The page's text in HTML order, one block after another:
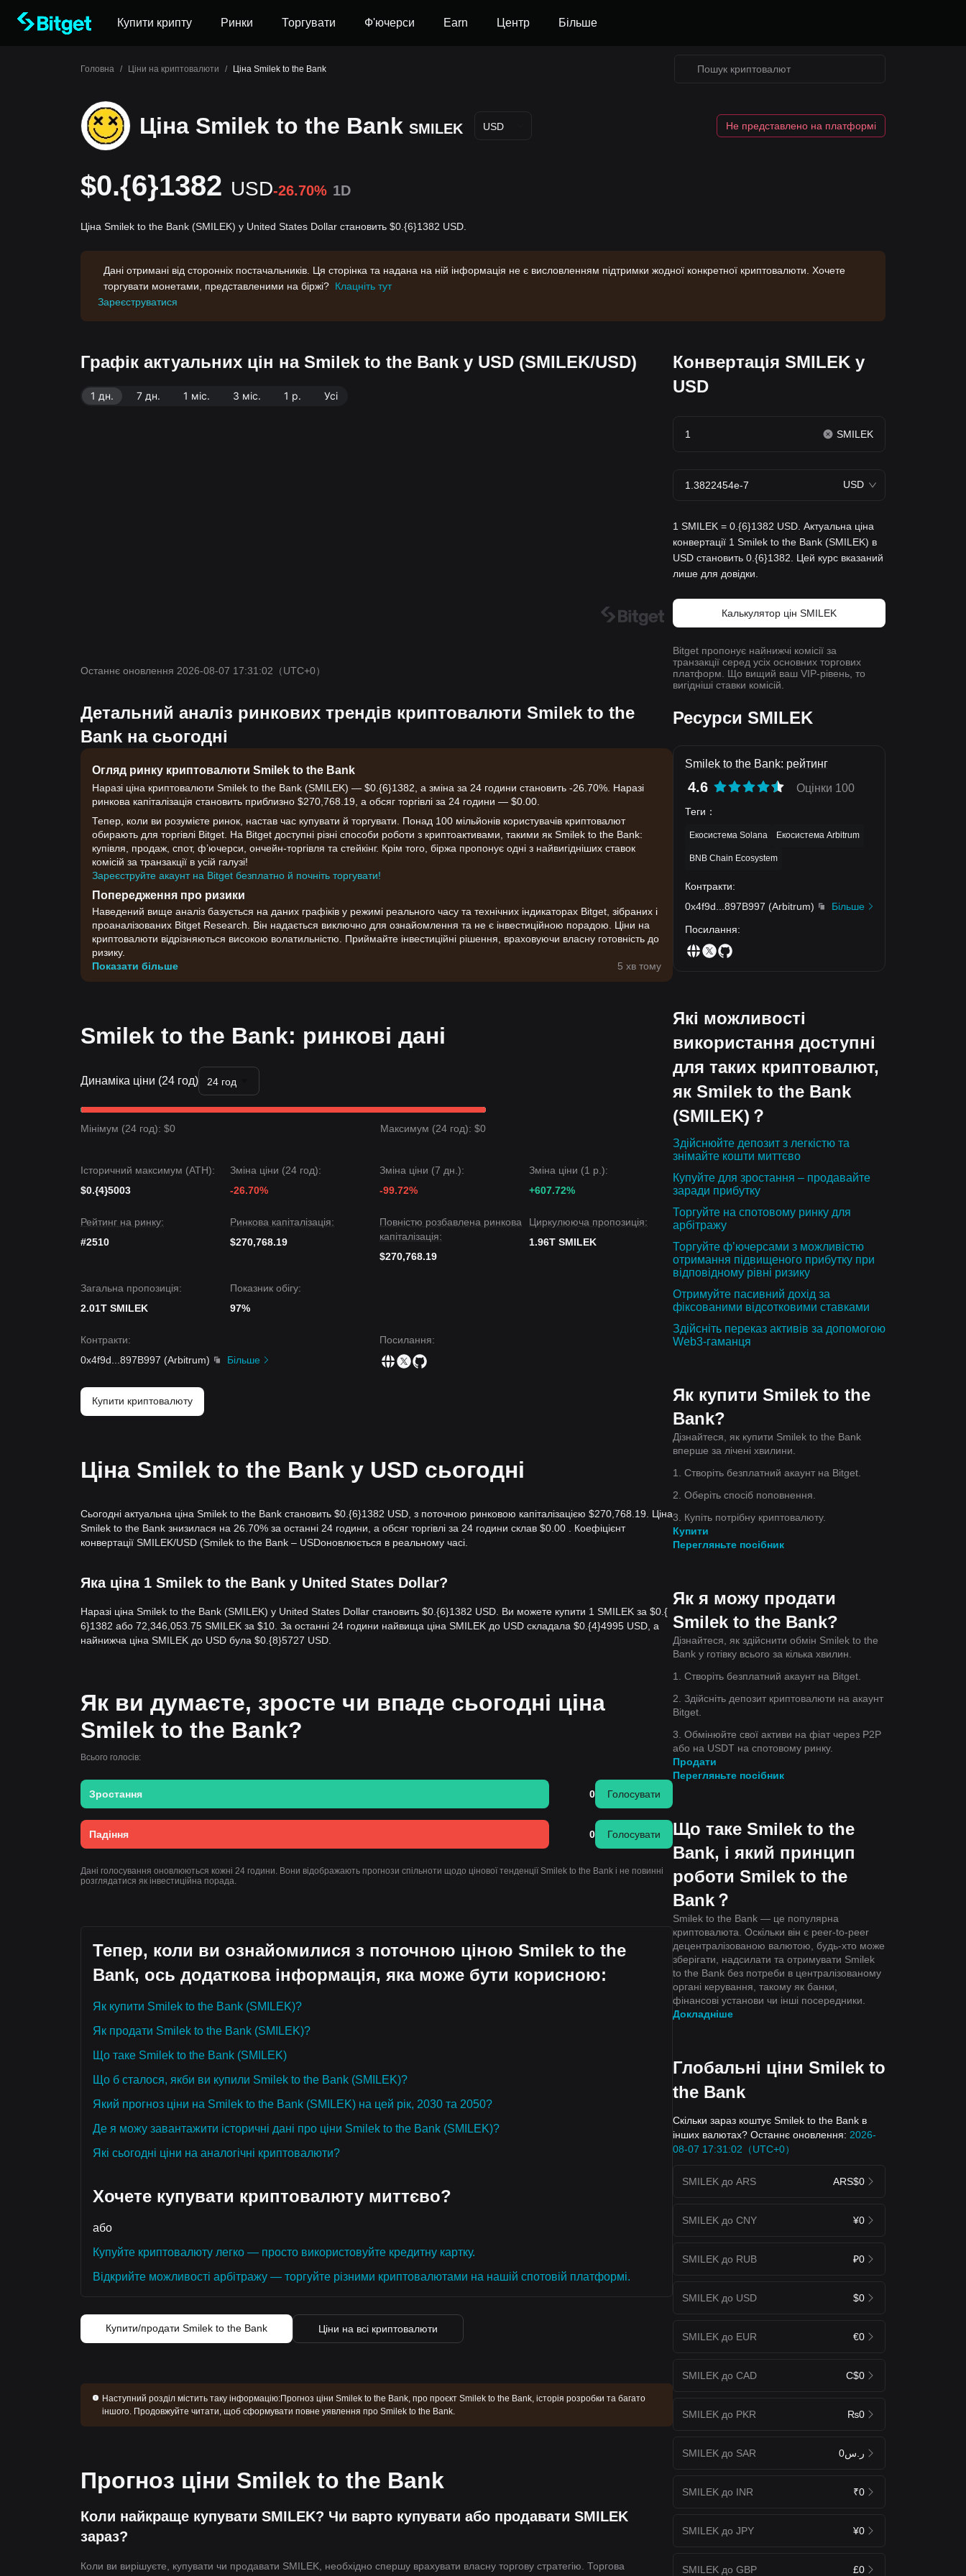
Купити крипту Ринки Торгувати Ф'ючерси Earn Центр Більше
Головна / Ціни на криптовалюти / Ціна Smilek to the Bank
Ціна Smilek to the Bank SMILEK USD Не представлено на платформі
$0.{6}1382 USD-26.70% 1D
Ціна Smilek to the Bank (SMILEK) у United States Dollar становить $0.{6}1382 USD.
Дані отримані від сторонніх постачальників. Ця сторінка та надана на ній інформація не є висловленням підтримки жодної конкретної криптовалюти. Хочете
торгувати монетами, представленими на біржі? Клацніть тут
Зареєструватися
Графік актуальних цін на Smilek to the Bank у USD (SMILEK/USD)
1 дн. 7 дн. 1 міс. 3 міс. 1 р. Усі
Останнє оновлення 2026-08-07 17:31:02 （UTC+0）
Детальний аналіз ринкових трендів криптовалюти Smilek to the
Bank на сьогодні
Огляд ринку криптовалюти Smilek to the Bank
Наразі ціна криптовалюти Smilek to the Bank (SMILEK) — $0.{6}1382, а зміна за 24 години становить -26.70%. Наразі
ринкова капіталізація становить приблизно $270,768.19, а обсяг торгівлі за 24 години — $0.00.
Тепер, коли ви розумієте ринок, настав час купувати й торгувати. Понад 100 мільйонів користувачів криптовалют
обирають для торгівлі Bitget. На Bitget доступні різні способи роботи з криптоактивами, такими як Smilek to the Bank:
купівля, продаж, спот, ф’ючерси, ончейн-торгівля та стейкінг. Крім того, біржа пропонує одні з найвигідніших ставок
комісій за транзакції в усій галузі!
Зареєструйте акаунт на Bitget безплатно й почніть торгувати!
Попередження про ризики
Наведений вище аналіз базується на даних графіків у режимі реального часу та технічних індикаторах Bitget, зібраних і
проаналізованих Bitget Research. Він надається виключно для ознайомлення та не є інвестиційною порадою. Ціни на
криптовалюти відрізняються високою волатильністю. Приймайте інвестиційні рішення, враховуючи власну готовність до
ризику.
Показати більше
5 хв тому
Smilek to the Bank: ринкові дані
Динаміка ціни (24 год) 24 год
Мінімум (24 год): $0 Максимум (24 год): $0
Історичний максимум (ATH):
$0.{4}5003
Зміна ціни (24 год):
-26.70%
Зміна ціни (7 дн.):
-99.72%
Зміна ціни (1 р.):
+607.72%
Рейтинг на ринку:
#2510
Ринкова капіталізація:
$270,768.19
Повністю розбавлена ринкова
капіталізація:
$270,768.19
Циркулююча пропозиція:
1.96T SMILEK
Загальна пропозиція:
2.01T SMILEK
Показник обігу:
97%
Контракти:
0x4f9d
897B997 (Arbitrum) Більше
Посилання:
Купити криптовалюту
Ціна Smilek to the Bank у USD сьогодні
Сьогодні актуальна ціна Smilek to the Bank становить $0.{​6}1382 USD, з поточною ринковою капіталізацією $270,768.19. Ціна
Smilek to the Bank знизилася на 26.70% за останні 24 години, а обсяг торгівлі за 24 години склав $0.00 . Коефіцієнт
конвертації SMILEK/USD (Smilek to the Bank – USDоновлюється в реальному часі.
Яка ціна 1 Smilek to the Bank у United States Dollar?
Наразі ціна Smilek to the Bank (SMILEK) у United States Dollar становить $0.{​6}1382 USD. Ви можете купити 1 SMILEK за $0.{​
6}1382 або 72,346,053.75 SMILEK за $10. За останні 24 години найвища ціна SMILEK до USD складала $0.{​4}4995 USD, а
найнижча ціна SMILEK до USD була $0.{​8}5727 USD.
Як ви думаєте, зросте чи впаде сьогодні ціна
Smilek to the Bank?
Всього голосів:
Зростання 0 Голосувати
Падіння 0 Голосувати
Дані голосування оновлюються кожні 24 години. Вони відображають прогнози спільноти щодо цінової тенденції Smilek to the Bank і не повинні
розглядатися як інвестиційна порада.
Тепер, коли ви ознайомилися з поточною ціною Smilek to the
Bank, ось додаткова інформація, яка може бути корисною:
Як купити Smilek to the Bank (SMILEK)?
Як продати Smilek to the Bank (SMILEK)?
Що таке Smilek to the Bank (SMILEK)
Що б сталося, якби ви купили Smilek to the Bank (SMILEK)?
Який прогноз ціни на Smilek to the Bank (SMILEK) на цей рік, 2030 та 2050?
Де я можу завантажити історичні дані про ціни Smilek to the Bank (SMILEK)?
Які сьогодні ціни на аналогічні криптовалюти?
Хочете купувати криптовалюту миттєво?
або
Купуйте криптовалюту легко — просто використовуйте кредитну картку.
Відкрийте можливості арбітражу — торгуйте різними криптовалютами на нашій спотовій платформі.
Купити/продати Smilek to the Bank Ціни на всі криптовалюти
Наступний розділ містить таку інформацію:Прогноз ціни Smilek to the Bank, про проєкт Smilek to the Bank, історія розробки та багато
іншого. Продовжуйте читати, щоб сформувати повне уявлення про Smilek to the Bank.
Прогноз ціни Smilek to the Bank
Коли найкраще купувати SMILEK? Чи варто купувати або продавати SMILEK
зараз?
Коли ви вирішуєте, купувати чи продавати SMILEK, необхідно спершу врахувати власну торгову стратегію. Торгова
Конвертація SMILEK у
USD
SMILEK
USD
1 SMILEK = 0.{6}1382 USD. Актуальна ціна
конвертації 1 Smilek to the Bank (SMILEK) в
USD становить 0.{6}1382. Цей курс вказаний
лише для довідки.
Калькулятор цін SMILEK
Bitget пропонує найнижчі комісії за
транзакції серед усіх основних торгових
платформ. Що вищий ваш VIP-рівень, то
вигідніші ставки комісій.
Ресурси SMILEK
Smilek to the Bank: рейтинг
4.6 Оцінки 100
Теги ：
Екосистема Solana Екосистема Arbitrum
BNB Chain Ecosystem
Контракти:
0x4f9d
897B997 (Arbitrum)
Більше
Посилання:
Які можливості
використання доступні
для таких криптовалют,
як Smilek to the Bank
(SMILEK)？
Здійснюйте депозит з легкістю та
знімайте кошти миттєво
Купуйте для зростання – продавайте
заради прибутку
Торгуйте на спотовому ринку для
арбітражу
Торгуйте ф’ючерсами з можливістю
отримання підвищеного прибутку при
відповідному рівні ризику
Отримуйте пасивний дохід за
фіксованими відсотковими ставками
Здійсніть переказ активів за допомогою
Web3-гаманця
Як купити Smilek to the
Bank?
Дізнайтеся, як купити Smilek to the Bank
вперше за лічені хвилини.
1. Створіть безплатний акаунт на Bitget.
2. Оберіть спосіб поповнення.
3. Купіть потрібну криптовалюту.
Купити
Перегляньте посібник
Як я можу продати
Smilek to the Bank?
Дізнайтеся, як здійснити обмін Smilek to the
Bank у готівку всього за кілька хвилин.
1. Створіть безплатний акаунт на Bitget.
2. Здійсніть депозит криптовалюти на акаунт
Bitget.
3. Обмінюйте свої активи на фіат через P2P
або на USDT на спотовому ринку.
Продати
Перегляньте посібник
Що таке Smilek to the
Bank, і який принцип
роботи Smilek to the
Bank？
Smilek to the Bank — це популярна
криптовалюта. Оскільки він є peer-to-peer
децентралізованою валютою, будь-хто може
зберігати, надсилати та отримувати Smilek
to the Bank без потреби в централізованому
органі керування, такому як банки,
фінансові установи чи інші посередники.
Докладніше
Глобальні ціни Smilek to
the Bank
Скільки зараз коштує Smilek to the Bank в
інших валютах? Останнє оновлення: 2026-
08-07 17:31:02（UTC+0）
SMILEK до ARS ARS$0
SMILEK до CNY ¥0
SMILEK до RUB ₽0
SMILEK до USD $0
SMILEK до EUR €0
SMILEK до CAD C$0
SMILEK до PKR ₨0
SMILEK до SAR ر.س0
SMILEK до INR ₹0
SMILEK до JPY ¥0
SMILEK до GBP £0